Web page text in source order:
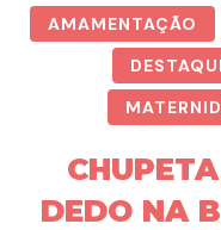
AMAMENTAÇÃO
DEDO NA